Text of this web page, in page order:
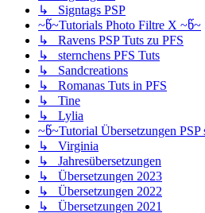
↳ Signtags PSP
~წ~Tutorials Photo Filtre X ~წ~
↳ Ravens PSP Tuts zu PFS
↳ sternchens PFS Tuts
↳ Sandcreations
↳ Romanas Tuts in PFS
↳ Tine
↳ Lylia
~წ~Tutorial Übersetzungen PSP
↳ Virginia
↳ Jahresübersetzungen
↳ Übersetzungen 2023
↳ Übersetzungen 2022
↳ Übersetzungen 2021